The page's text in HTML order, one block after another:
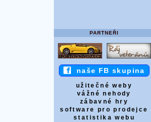
PARTNEŘI
naše FB skupina
užitečné weby
vážné nehody
zábavné hry
software pro prodejce
statistika webu